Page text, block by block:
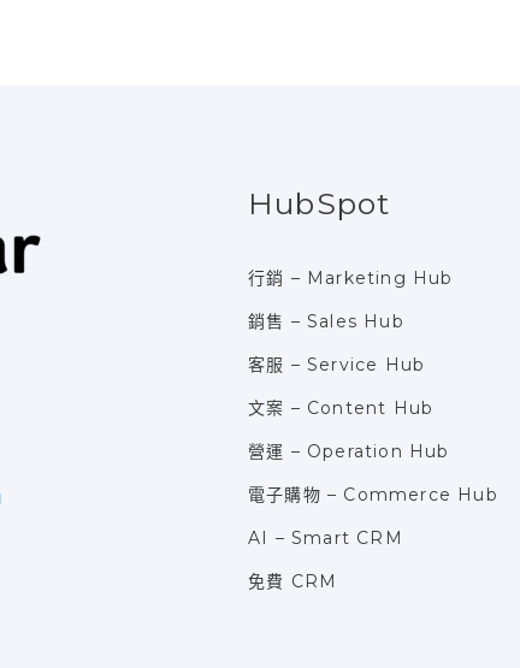
HubSpot
行銷 – Marketing Hub
銷售 – Sales Hub
客服 – Service Hub
文案 – Content Hub
營運 – Operation Hub
電子購物 – Commerce Hub
AI – Smart CRM
免費 CRM